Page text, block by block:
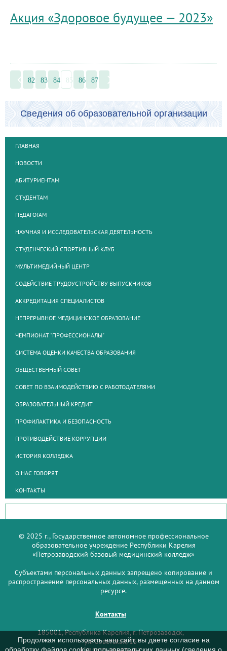
Акция «Здоровое будущее — 2023»
82 83 84 85 86 87
Сведения об образовательной организации
ГЛАВНАЯ
НОВОСТИ
АБИТУРИЕНТАМ
СТУДЕНТАМ
ПЕДАГОГАМ
НАУЧНАЯ И ИССЛЕДОВАТЕЛЬСКАЯ ДЕЯТЕЛЬНОСТЬ
СТУДЕНЧЕСКИЙ СПОРТИВНЫЙ КЛУБ
МУЛЬТИМЕДИЙНЫЙ ЦЕНТР
СОДЕЙСТВИЕ ТРУДОУСТРОЙСТВУ ВЫПУСКНИКОВ
АККРЕДИТАЦИЯ СПЕЦИАЛИСТОВ
НЕПРЕРЫВНОЕ МЕДИЦИНСКОЕ ОБРАЗОВАНИЕ
ЧЕМПИОНАТ "ПРОФЕССИОНАЛЫ"
СИСТЕМА ОЦЕНКИ КАЧЕСТВА ОБРАЗОВАНИЯ
ОБЩЕСТВЕННЫЙ СОВЕТ
СОВЕТ ПО ВЗАИМОДЕЙСТВИЮ С РАБОТОДАТЕЛЯМИ
ОБРАЗОВАТЕЛЬНЫЙ КРЕДИТ
ПРОФИЛАКТИКА И БЕЗОПАСНОСТЬ
ПРОТИВОДЕЙСТВИЕ КОРРУПЦИИ
ИСТОРИЯ КОЛЛЕДЖА
О НАС ГОВОРЯТ
КОНТАКТЫ
© 2025 г., Государственное автономное профессиональное
образовательное учреждение Республики Карелия
«Петрозаводский базовый медицинский колледж»
Субъектами персональных данных запрещено копирование и
распространение персональных данных, размещенных на данном
ресурсе.
Контакты
185001, Республика Карелия, г. Петрозаводск,
ул. Советская, 15
Продолжая использовать наш сайт, вы даете согласие на